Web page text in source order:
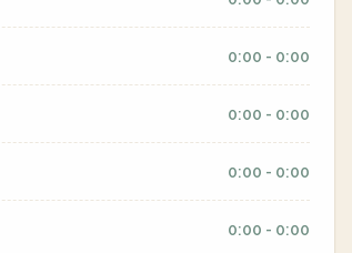
0:00 - 0:00
0:00 - 0:00
0:00 - 0:00
0:00 - 0:00